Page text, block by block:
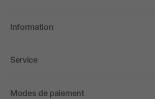
Information
Service
Modes de paiement